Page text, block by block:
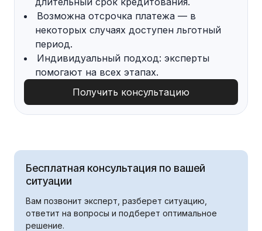
Возможна отсрочка платежа — в
некоторых случаях доступен льготный
период.
Индивидуальный подход: эксперты
помогают на всех этапах.
Получить консультацию
Бесплатная консультация по вашей
ситуации
Вам позвонит эксперт, разберет ситуацию,
ответит на вопросы и подберет оптимальное
решение.